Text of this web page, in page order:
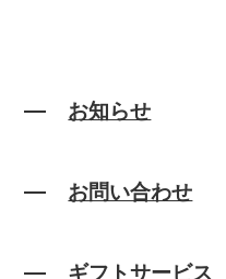
お知らせ
お問い合わせ
ギフトサービス